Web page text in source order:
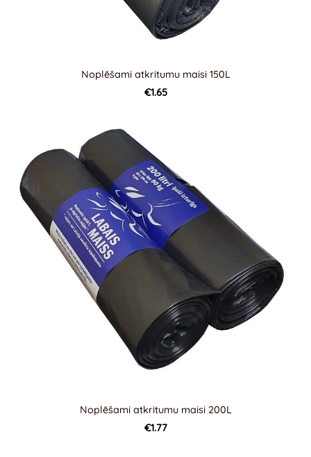
Noplēšami atkritumu maisi 150L
€1.65
Noplēšami atkritumu maisi 200L
€1.77